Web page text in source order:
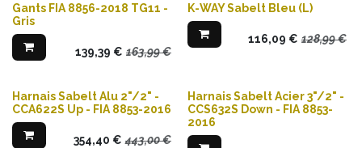
Gants FIA 8856-2018 TG11 -
Gris
139,39 € 163,99€
K-WAY Sabelt Bleu (L)
116,09 € 128,99€
Harnais Sabelt Alu 2"/2" -
CCA622S Up - FIA 8853-2016
354,40 € 443,00€
Harnais Sabelt Acier 3"/2" -
CCS632S Down - FIA 8853-
2016